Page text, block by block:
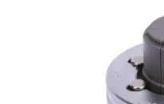
Vyhľadávanie predajcov